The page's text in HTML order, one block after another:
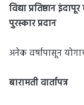
विद्या प्रतिष्ठान
पुरस्कार प्रदान
अनेक वर्षापासून
बारामती वार्तापत्र